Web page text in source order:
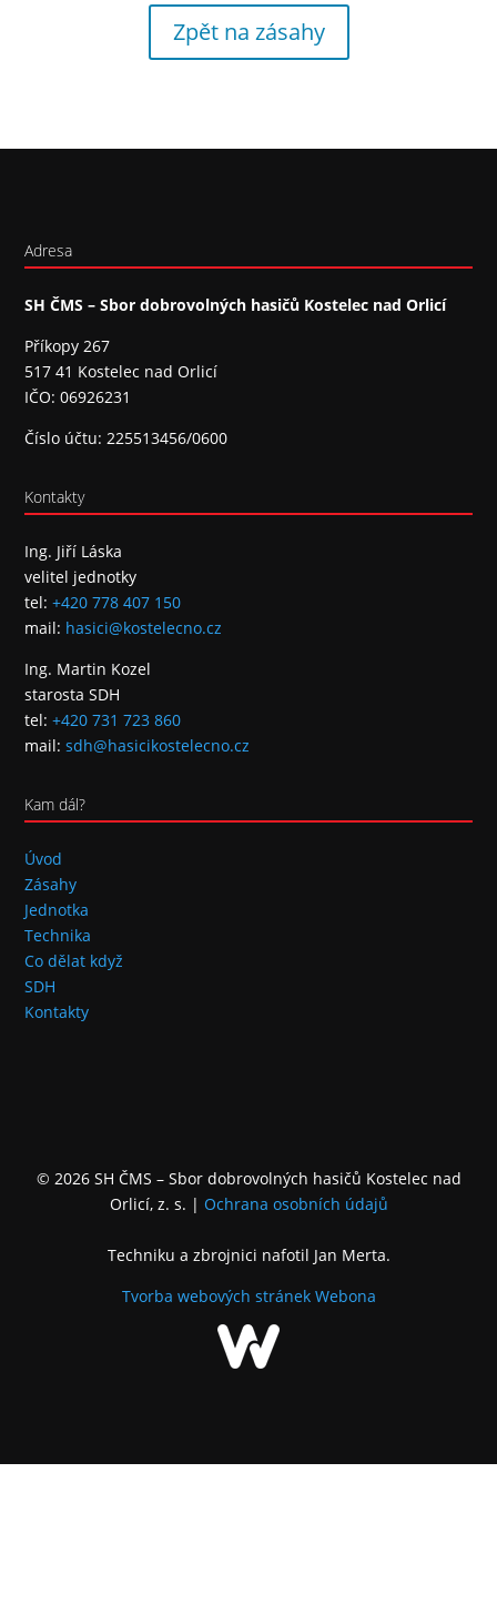
Zpět na zásahy
Adresa
SH ČMS – Sbor dobrovolných hasičů Kostelec nad Orlicí
Příkopy 267
517 41 Kostelec nad Orlicí
IČO: 06926231
Číslo účtu: 225513456/0600
Kontakty
Ing. Jiří Láska
velitel jednotky
tel:+420 778 407 150
mail: hasici@kostelecno.cz
Ing. Martin Kozel
starosta SDH
tel:+420 731 723 860
mail:sdh@hasicikostelecno.cz
Kam dál?
Úvod
Zásahy
Jednotka
Technika
Co dělat když
SDH
Kontakty
© 2026 SH ČMS – Sbor dobrovolných hasičů Kostelec nad
Orlicí, z. s. | Ochrana osobních údajů
Techniku a zbrojnici nafotil Jan Merta.
Tvorba webových stránek Webona